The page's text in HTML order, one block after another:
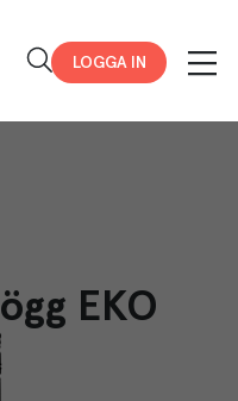
LOGGA IN
EKO